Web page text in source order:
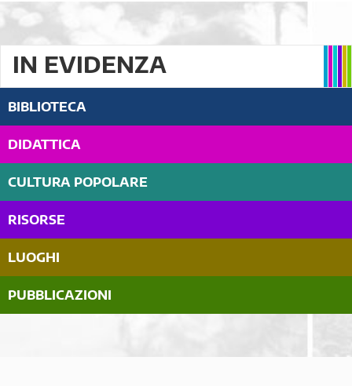
IN EVIDENZA
BIBLIOTECA
DIDATTICA
CULTURA POPOLARE
RISORSE
LUOGHI
PUBBLICAZIONI